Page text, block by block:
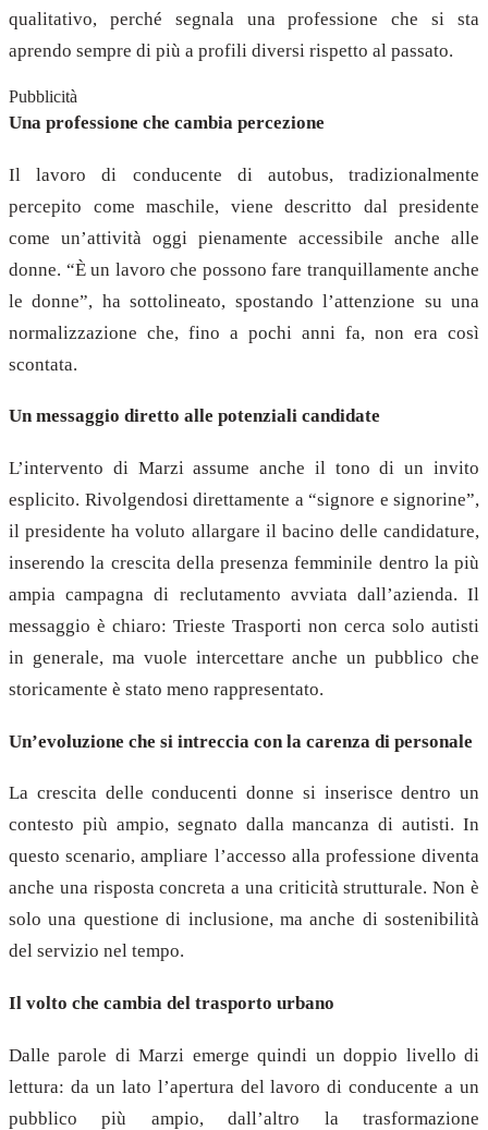
qualitativo, perché segnala una professione che si sta
aprendo sempre di più a profili diversi rispetto al passato.
Pubblicità
Una professione che cambia percezione
Il lavoro di conducente di autobus, tradizionalmente
percepito come maschile, viene descritto dal presidente
come un’attività oggi pienamente accessibile anche alle
donne. “È un lavoro che possono fare tranquillamente anche
le donne”, ha sottolineato, spostando l’attenzione su una
normalizzazione che, fino a pochi anni fa, non era così
scontata.
Un messaggio diretto alle potenziali candidate
L’intervento di Marzi assume anche il tono di un invito
esplicito. Rivolgendosi direttamente a “signore e signorine”,
il presidente ha voluto allargare il bacino delle candidature,
inserendo la crescita della presenza femminile dentro la più
ampia campagna di reclutamento avviata dall’azienda. Il
messaggio è chiaro: Trieste Trasporti non cerca solo autisti
in generale, ma vuole intercettare anche un pubblico che
storicamente è stato meno rappresentato.
Un’evoluzione che si intreccia con la carenza di personale
La crescita delle conducenti donne si inserisce dentro un
contesto più ampio, segnato dalla mancanza di autisti. In
questo scenario, ampliare l’accesso alla professione diventa
anche una risposta concreta a una criticità strutturale. Non è
solo una questione di inclusione, ma anche di sostenibilità
del servizio nel tempo.
Il volto che cambia del trasporto urbano
Dalle parole di Marzi emerge quindi un doppio livello di
lettura: da un lato l’apertura del lavoro di conducente a un
pubblico più ampio, dall’altro la trasformazione